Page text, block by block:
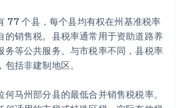
77 个县，每个县均有权在州基准税率
的销售税。县税率通常用于资助道路养
务等公共服务。与市税率不同，县税率
括非建制地区。
马州部分县的最低合并销售税税率。